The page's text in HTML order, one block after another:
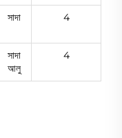
সাদা 4
সাদা
আলু
4